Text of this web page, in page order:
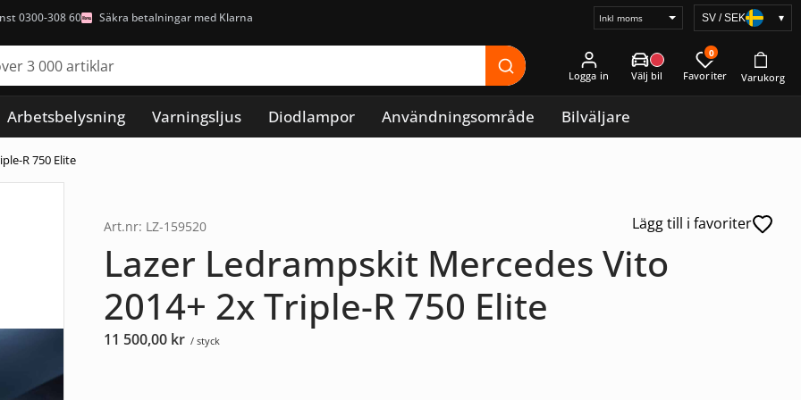
0300-308 60 Säkra betalningar med Klarna
Välj
SV / SEK ▾
Logga in
0
Arbetsbelysning Varningsljus Diodlampor Användningsområde Bilväljare
R 750 Elite
Lägg till i favoriter
Art.nr: LZ-159520
Lazer Ledrampskit Mercedes Vito
2014+ 2x Triple-R 750 Elite
11 500,00 kr / styck